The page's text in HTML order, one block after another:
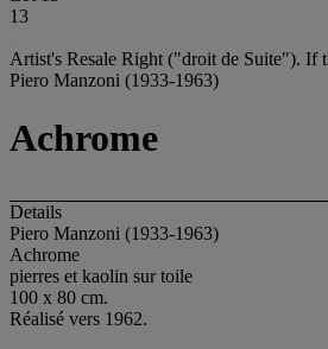
13
Artist's Resale Right ("droit de Suite"). If
Piero Manzoni (1933-1963)
Achrome
Details
Piero Manzoni (1933-1963)
Achrome
pierres et kaolin sur toile
100 x 80 cm.
Réalisé vers 1962.